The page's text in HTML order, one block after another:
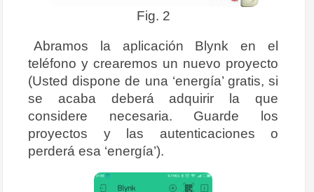
Fig. 2
Abramos la aplicación Blynk en el
teléfono y crearemos un nuevo proyecto
(Usted dispone de una ‘energía’ gratis, si
se acaba deberá adquirir la que
considere necesaria. Guarde los
proyectos y las autenticaciones o
perderá esa ‘energía’).